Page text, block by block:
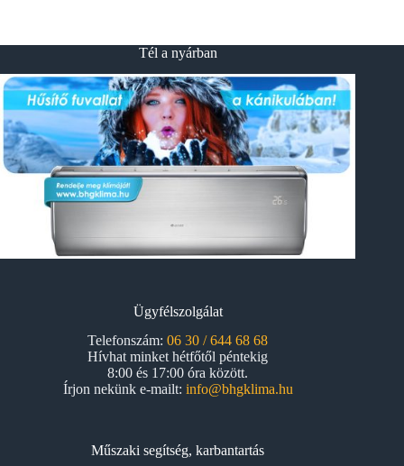
Tél a nyárban
Ügyfélszolgálat
Telefonszám:06 30 / 644 68 68
Hívhat minket hétfőtől péntekig
8:00 és 17:00 óra között.
Írjon nekünk e-mailt: info@bhgklima.hu
Műszaki segítség, karbantartás